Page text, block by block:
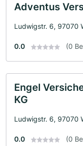
Adventus
Ludwigstr. 6, 97070
0.0 (0
Engel
KG
Ludwigstr. 6, 97070
0.0 (0